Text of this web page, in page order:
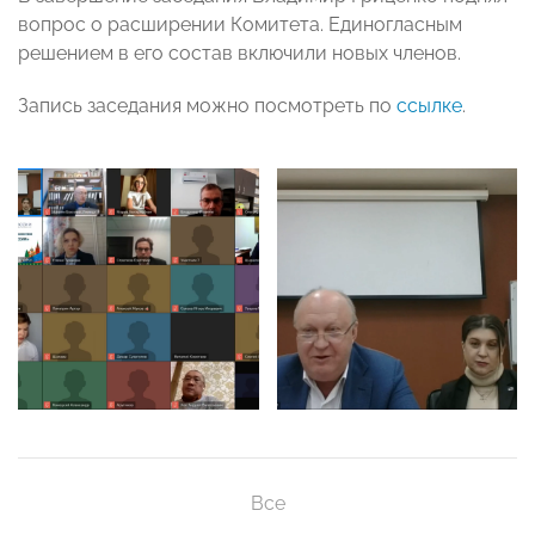
вопрос о расширении Комитета. Единогласным
решением в его состав включили новых членов.
Запись заседания можно посмотреть по ссылке.
Все